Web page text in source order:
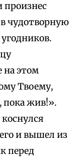
произнес
чудотворную
на этом
Твоему,
пока жив!».
и вышел из
перед